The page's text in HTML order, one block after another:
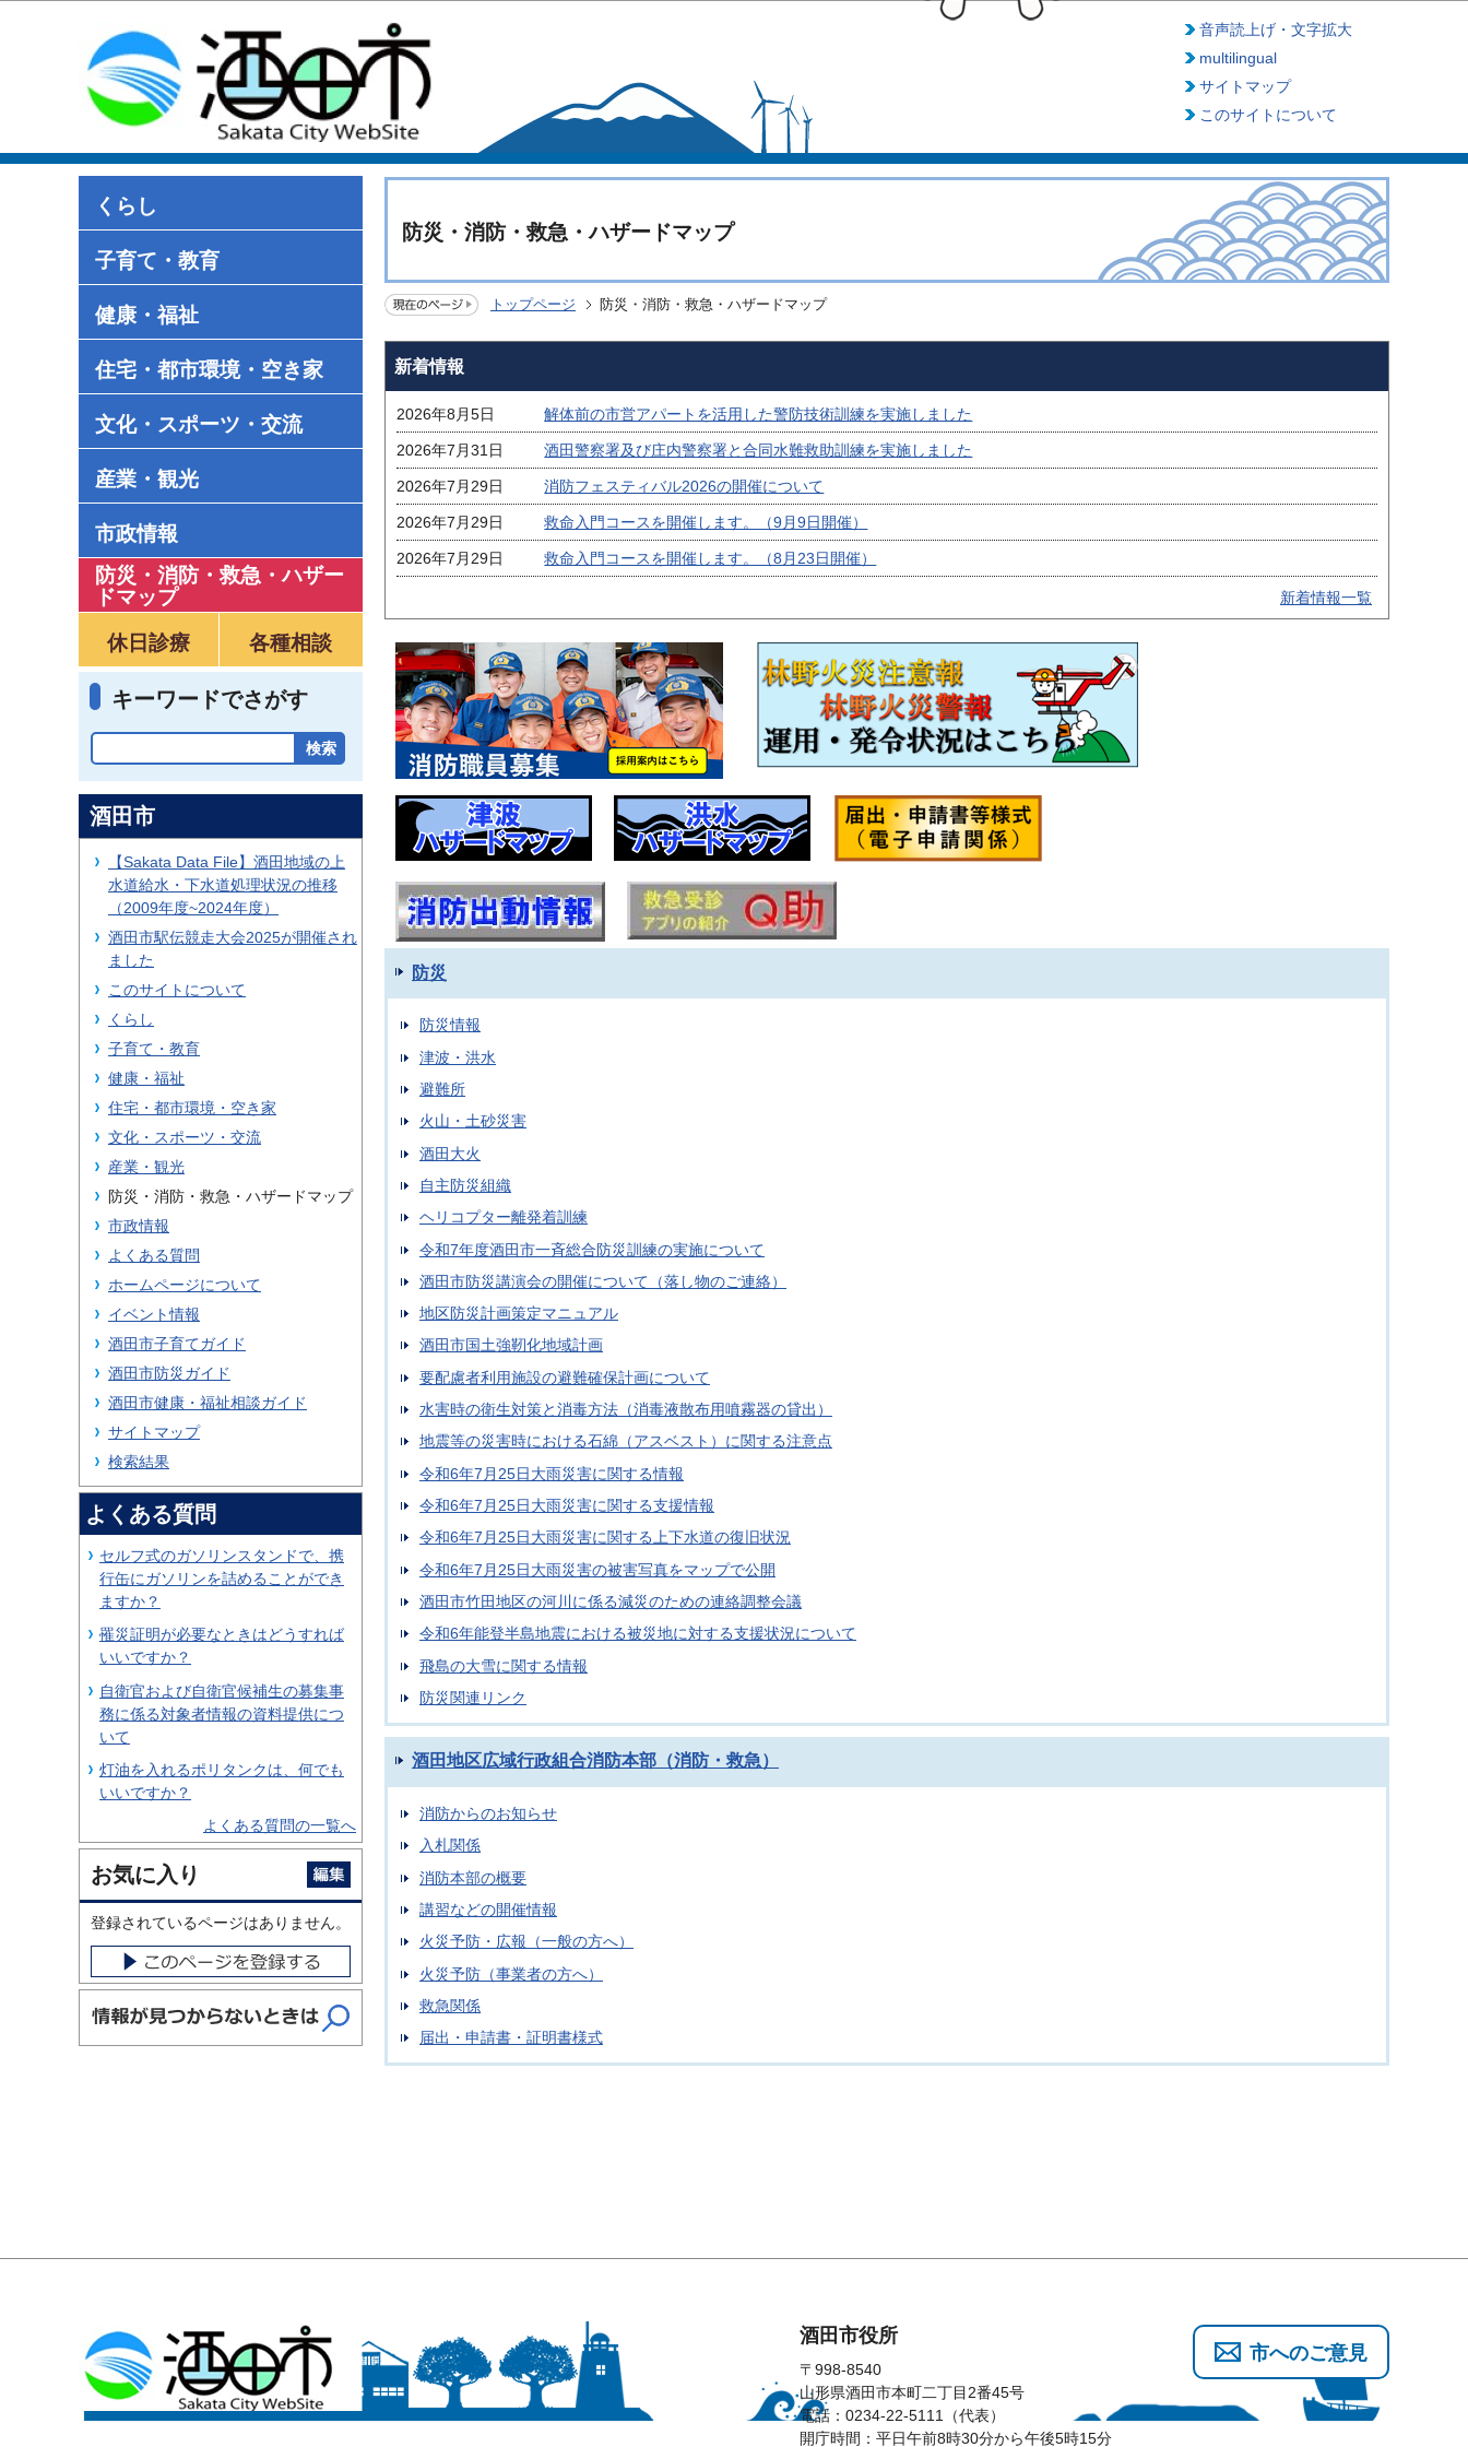
音声読上げ・文字拡大
multilingual
サイトマップ
このサイトについて
くらし
子育て・教育
健康・福祉
住宅・都市環境・空き家
文化・スポーツ・交流
産業・観光
市政情報
防災・消防・救急 ・ハザー
ドマップ
休日診療
各種相談
キーワードでさがす
防災・消防・救急・ハザードマップ
トップページ 防災・消防・救急・ハザードマップ
新着情報
2026年8月5日 解体前の市営アパートを活用した警防技術訓練を実施しました
2026年7月31日 酒田警察署及び庄内警察署と合同水難救助訓練を実施しました
2026年7月29日 消防フェスティバル2026の開催について
2026年7月29日 救命入門コースを開催します。（9月9日開催）
2026年7月29日 救命入門コースを開催します。（8月23日開催）
新着情報一覧
防災
防災情報
津波・洪水
避難所
火山・土砂災害
酒田大火
自主防災組織
ヘリコプター離発着訓練
令和7年度酒田市一斉総合防災訓練の実施について
酒田市防災講演会の開催について（落し物のご連絡）
地区防災計画策定マニュアル
酒田市国土強靭化地域計画
要配慮者利用施設の避難確保計画について
水害時の衛生対策と消毒方法（消毒液散布用噴霧器の貸出）
地震等の災害時における石綿（アスベスト）に関する注意点
令和6年7月25日大雨災害に関する情報
令和6年7月25日大雨災害に関する支援情報
令和6年7月25日大雨災害に関する上下水道の復旧状況
令和6年7月25日大雨災害の被害写真をマップで公開
酒田市竹田地区の河川に係る減災のための連絡調整会議
令和6年能登半島地震における被災地に対する支援状況について
飛島の大雪に関する情報
防災関連リンク
酒田地区広域行政組合消防本部（消防・救急）
消防からのお知らせ
入札関係
消防本部の概要
講習などの開催情報
火災予防・広報（一般の方へ）
火災予防（事業者の方へ）
救急関係
届出・申請書・証明書様式
酒田市
【Sakata Data File】酒田地域の上
水道給水・下水道処理状況の推移
（2009年度~2024年度）
酒田市駅伝競走大会2025が開催され
ました
このサイトについて
くらし
子育て・教育
健康・福祉
住宅・都市環境・空き家
文化・スポーツ・交流
産業・観光
防災・消防・救急・ハザードマップ
市政情報
よくある質問
ホームページについて
イベント情報
酒田市子育てガイド
酒田市防災ガイド
酒田市健康・福祉相談ガイド
サイトマップ
検索結果
よくある質問
セルフ式のガソリンスタンドで、携
行缶にガソリンを詰めることができ
ますか？
罹災証明が必要なときはどうすれば
いいですか？
自衛官および自衛官候補生の募集事
務に係る対象者情報の資料提供につ
いて
灯油を入れるポリタンクは、何でも
いいですか？
よくある質問の一覧へ
お気に入り
登録されているページはありません。
酒田市役所
〒998-8540
山形県酒田市本町二丁目2番45号
電話：0234-22-5111（代表）
開庁時間：平日午前8時30分から午後5時15分
市へのご意見